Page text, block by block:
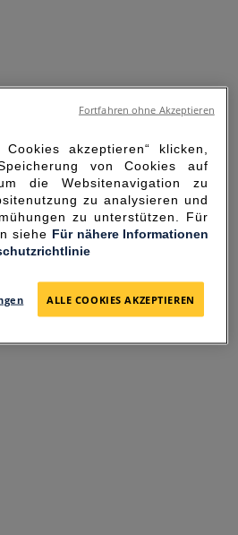
FOR THE
akzeptieren“ klicken,
von Cookies auf
die Websitenavigation zu
zu analysieren und
zu unterstützen. Für
siehe Für nähere Informationen
ALLE COOKIES AKZEPTIEREN
Fortfahren ohne Akzeptieren